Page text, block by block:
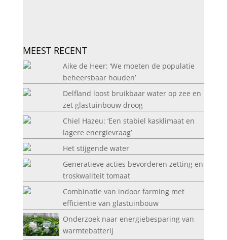
MEEST RECENT
Aike de Heer: ‘We moeten de populatie
beheersbaar houden’
Delfland loost bruikbaar water op zee en
zet glastuinbouw droog
Chiel Hazeu: ‘Een stabiel kasklimaat en
lagere energievraag’
Het stijgende water
Generatieve acties bevorderen zetting en
troskwaliteit tomaat
Combinatie van indoor farming met
efficiëntie van glastuinbouw
Onderzoek naar energiebesparing van
warmtebatterij